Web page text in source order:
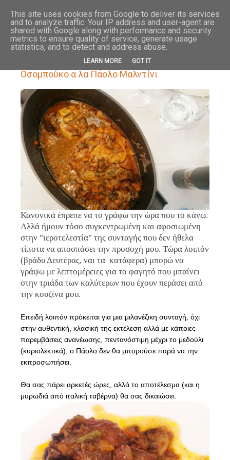
HOME
Οσομπούκο α λα Πάολο Μαλντίνι
Κανονικά έπρεπε να το γράφω την ώρα που το κάνω.
Αλλά ήμουν τόσο συγκεντρωμένη και αφοσιωμένη
στην "ιεροτελεστία" της συνταγής που δεν ήθελα
τίποτα να αποσπάσει την προσοχή μου. Τώρα λοιπόν
(βράδυ Δευτέρας, ναι τα κατάφερα) μπορώ να
γράψω με λεπτομέρειες για το φαγητό που μπαίνει
στην τριάδα των καλύτερων που έχουν περάσει από
την κουζίνα μου.
Επειδή λοιπόν πρόκειται για μια μιλανέζικη συνταγή, όχι
στην αυθεντική, κλασική της εκτέλεση αλλά με κάποιες
παρεμβάσεις ανανέωσης, πεντανόστιμη μέχρι το μεδούλι
(κυριολεκτικά), ο Πάολο δεν θα μπορούσε παρά να την
εκπροσωπήσει.
Θα σας πάρει αρκετές ώρες, αλλά το αποτέλεσμα (και η
μυρωδιά από ιταλική ταβέρνα) θα σας δικαιώσει.
This site uses cookies from Google to deliver its services
and to analyze traffic. Your IP address and user-agent are
shared with Google along with performance and security
metrics to ensure quality of service, generate usage
statistics, and to detect and address abuse.
LEARN MORE GOT IT